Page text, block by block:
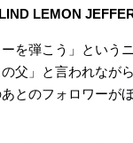
LEMON
を弾こう」という
父」と言われなが
とのフォロワーが